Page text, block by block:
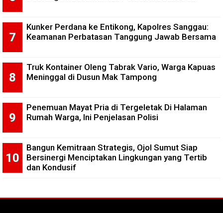
Kunker Perdana ke Entikong, Kapolres Sanggau:
Keamanan Perbatasan Tanggung Jawab Bersama
Truk Kontainer Oleng Tabrak Vario, Warga Kapuas
Meninggal di Dusun Mak Tampong
Penemuan Mayat Pria di Tergeletak Di Halaman
Rumah Warga, Ini Penjelasan Polisi
Bangun Kemitraan Strategis, Ojol Sumut Siap
Bersinergi Menciptakan Lingkungan yang Tertib
dan Kondusif